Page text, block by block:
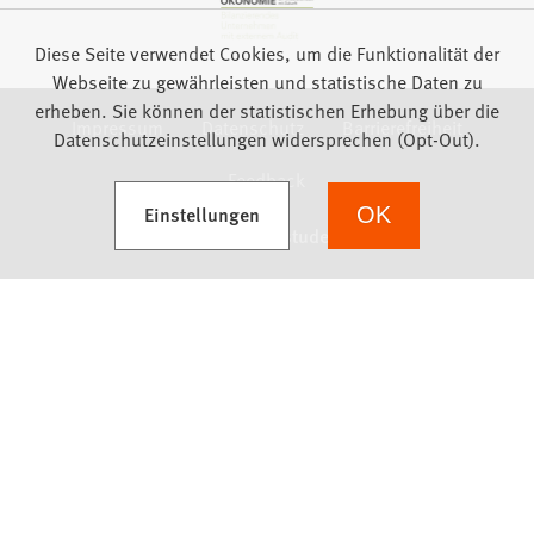
Impressum Datenschutz
Barrierefreiheit
Feedback
Diese Seite verwendet Cookies, um die Funktionalität der
Webseite zu gewährleisten und statistische Daten zu
erheben. Sie können der statistischen Erhebung über die
Datenschutzeinstellungen widersprechen (Opt-Out).
Einstellungen
(Öffnet in einem neuen Tab) OK